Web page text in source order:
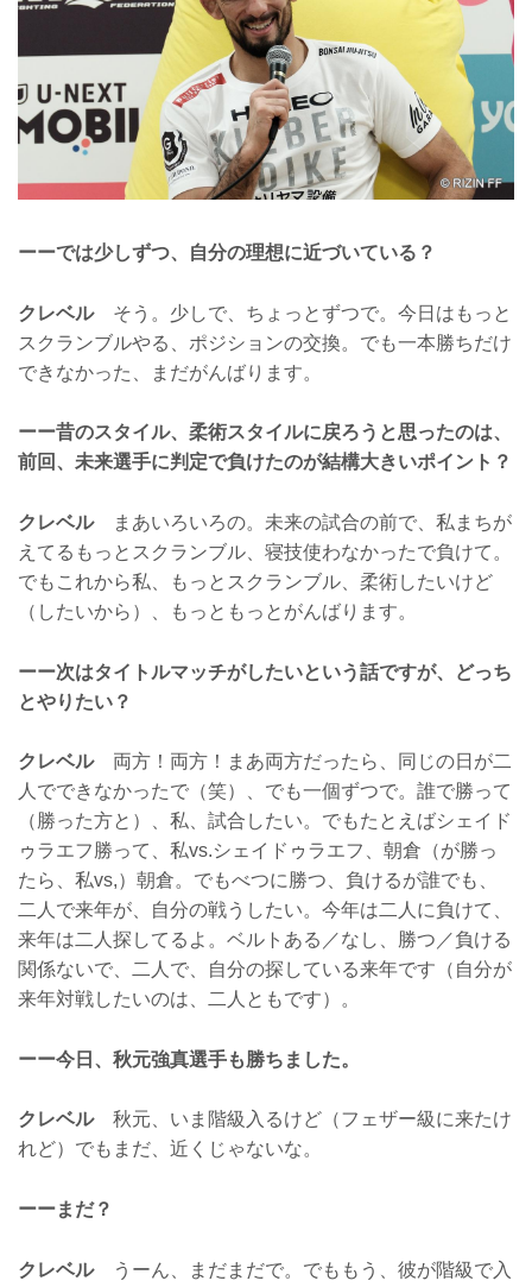
ーーでは少しずつ、自分の理想に近づいている？
クレベルそう。少しで、ちょっとずつで。今日はもっと
スクランブルやる、ポジションの交換。でも一本勝ちだけ
できなかった、まだがんばります。
ーー昔のスタイル、柔術スタイルに戻ろうと思ったのは、
前回、未来選手に判定で負けたのが結構大きいポイント？
クレベルまあいろいろの。未来の試合の前で、私まちが
えてるもっとスクランブル、寝技使わなかったで負けて。
でもこれから私、もっとスクランブル、柔術したいけど
（したいから）、もっともっとがんばります。
ーー次はタイトルマッチがしたいという話ですが、どっち
とやりたい？
クレベル両方！両方！まあ両方だったら、同じの日が二
人でできなかったで（笑）、でも一個ずつで。誰で勝って
（勝った方と）、私、試合したい。でもたとえばシェイド
ゥラエフ勝って、私vs.シェイドゥラエフ、朝倉（が勝っ
たら、私vs,）朝倉。でもべつに勝つ、負けるが誰でも、
二人で来年が、自分の戦うしたい。今年は二人に負けて、
来年は二人探してるよ。ベルトある／なし、勝つ／負ける
関係ないで、二人で、自分の探している来年です（自分が
来年対戦したいのは、二人ともです）。
ーー今日、秋元強真選手も勝ちました。
クレベル秋元、いま階級入るけど（フェザー級に来たけ
れど）でもまだ、近くじゃないな。
ーーまだ？
クレベルうーん、まだまだで。でももう、彼が階級で入